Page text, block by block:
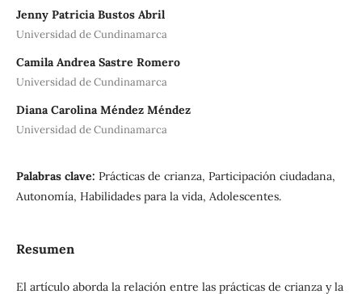
Jenny Patricia Bustos Abril
Universidad de Cundinamarca
Camila Andrea Sastre Romero
Universidad de Cundinamarca
Diana Carolina Méndez Méndez
Universidad de Cundinamarca
Palabras clave: Prácticas de crianza, Participación ciudadana,
Autonomía, Habilidades para la vida, Adolescentes.
Resumen
El artículo aborda la relación entre las prácticas de crianza y la